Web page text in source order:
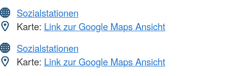
Sozialstationen
Karte: Link zur Google Maps Ansicht
Sozialstationen
Karte: Link zur Google Maps Ansicht